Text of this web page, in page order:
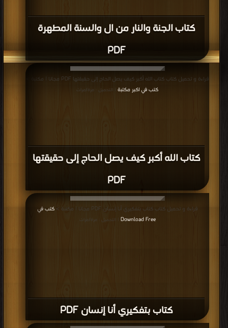
كتاب الجنة والنار من ال والسنة المطهرة
PDF
كتاب الله أكبر كيف يصل الحاج إلى حقيقتها
PDF
قراءة و تحميل كتاب كتاب الله أكبر كيف يصل الحاج إلى حقيقتها PDF مجانا | مكتبة >
كتب في اكبر مكتبة
| التحميل : مرة/مرات
كتاب بتفكيري أنا إنسان PDF
قراءة و تحميل كتاب كتاب بتفكيري أنا إنسان PDF مجانا | مكتبة >
كتب في
Download Free
| التحميل : مرة/مرات